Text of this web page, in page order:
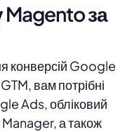
Magento за
конверсій Google
вам потрібні
Ads, обліковий
а також